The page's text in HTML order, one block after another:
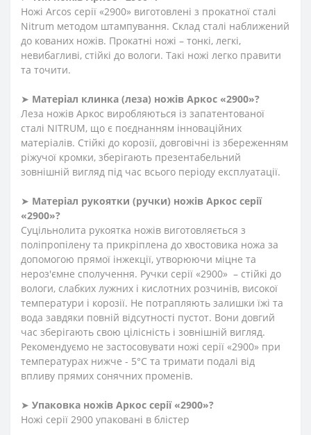
Ножі Arcos серії «2900» виготовлені з прокатної сталі
Nitrum методом штампування. Склад сталі наближений
до кованих ножів. Прокатні ножі – тонкі, легкі,
невибагливі, стійкі до вологи. Такі ножі легко правити
та точити.
➤ Матеріал клинка (леза) ножів Аркос «2900»?
Леза ножів Аркос виробляються із запатентованої
сталі NITRUM, що є поєднанням інноваційних
матеріалів. Стійкі до корозії, довговічні із збереженням
ріжучої кромки, зберігають презентабельний
зовнішній вигляд під час всього періоду експлуатації.
➤ Матеріал рукоятки (ручки) ножів Аркос серії
«2900»?
Суцільнолита рукоятка ножів виготовляється з
поліпропілену та прикріплена до хвостовика ножа за
допомогою прямої інжекції, утворюючи міцне та
нероз'ємне сполучення. Ручки серії «2900» – стійкі до
вологи, слабких лужних і кислотних розчинів, високої
температури і корозії. Не потрапляють залишки їжі та
вода завдяки повній відсутності пустот. Вони довгий
час зберігають свою цілісність і зовнішній вигляд.
Рекомендуємо не застосовувати ножі серії «2900» при
температурах нижче - 5°С та тримати подалі від
впливу прямих сонячних променів.
➤ Упаковка ножів Аркос серії «2900»?
Ножі серії 2900 упаковані в блістер